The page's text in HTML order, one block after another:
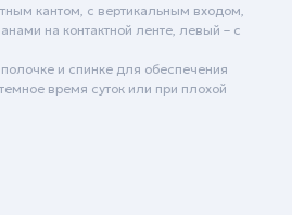
кантом, с вертикальным входом,
на контактной ленте, левый – с
и спинке для обеспечения
время суток или при плохой